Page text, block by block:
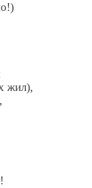
жил),